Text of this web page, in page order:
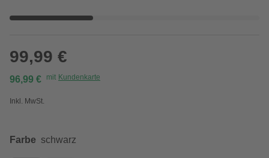
99,99 €
96,99 € mit Kundenkarte
Inkl. MwSt.
Farbe schwarz